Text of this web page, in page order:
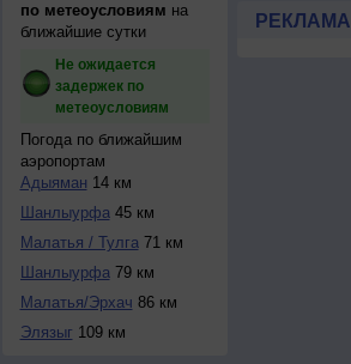
по метеоусловиям на
ближайшие сутки
Не ожидается
задержек по
метеоусловиям
Погода по ближайшим
аэропортам
Адыяман 14 км
Шанлыурфа45 км
Малатья / Тулга71 км
Шанлыурфа79 км
Малатья/Эрхач 86 км
Элязыг 109 км
РЕКЛАМА